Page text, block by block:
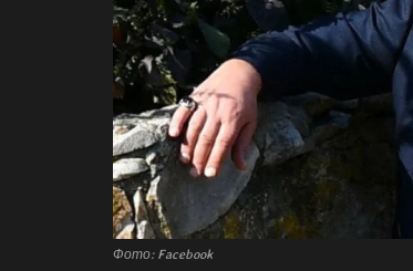
Фото: Facebook